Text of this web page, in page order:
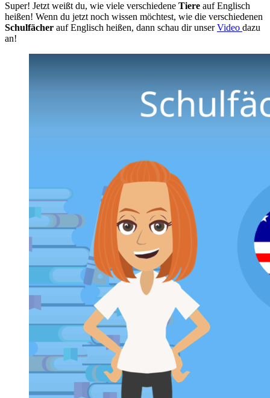
Super! Jetzt weißt du, wie viele verschiedene Tiere auf Englisch
heißen! Wenn du jetzt noch wissen möchtest, wie die verschiedenen
Schulfächer auf Englisch heißen, dann schau dir unserVideo dazu
an!